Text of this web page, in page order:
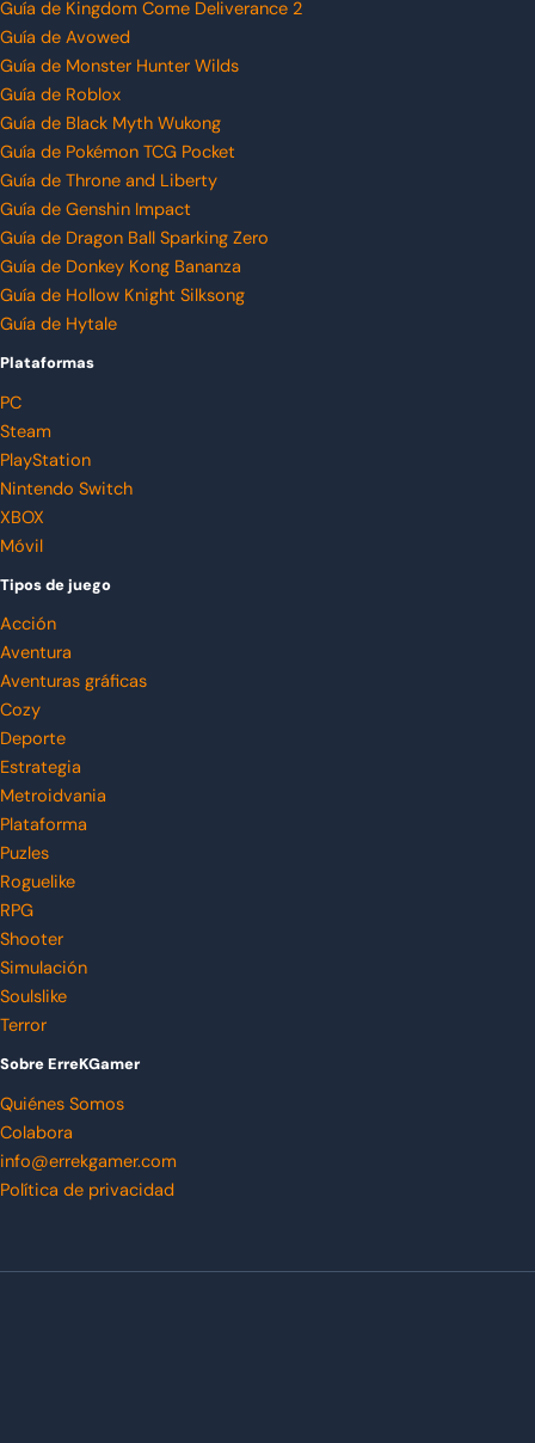
Guía de Kingdom Come Deliverance 2
Guía de Avowed
Guía de Monster Hunter Wilds
Guía de Roblox
Guía de Black Myth Wukong
Guía de Pokémon TCG Pocket
Guía de Throne and Liberty
Guía de Genshin Impact
Guía de Dragon Ball Sparking Zero
Guía de Donkey Kong Bananza
Guía de Hollow Knight Silksong
Guía de Hytale
Plataformas
PC
Steam
PlayStation
Nintendo Switch
XBOX
Móvil
Tipos de juego
Acción
Aventura
Aventuras gráficas
Cozy
Deporte
Estrategia
Metroidvania
Plataforma
Puzles
Roguelike
RPG
Shooter
Simulación
Soulslike
Terror
Sobre ErreKGamer
Quiénes Somos
Colabora
info@errekgamer.com
Política de privacidad